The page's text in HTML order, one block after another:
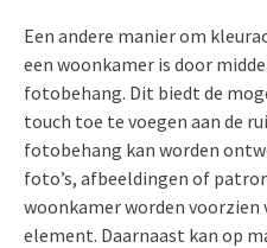
Een andere manier om
een woonkamer is door
fotobehang. Dit biedt de
touch toe te voegen aan de
fotobehang kan worden
foto’s, afbeeldingen of
woonkamer worden voorzien
element. Daarnaast kan op